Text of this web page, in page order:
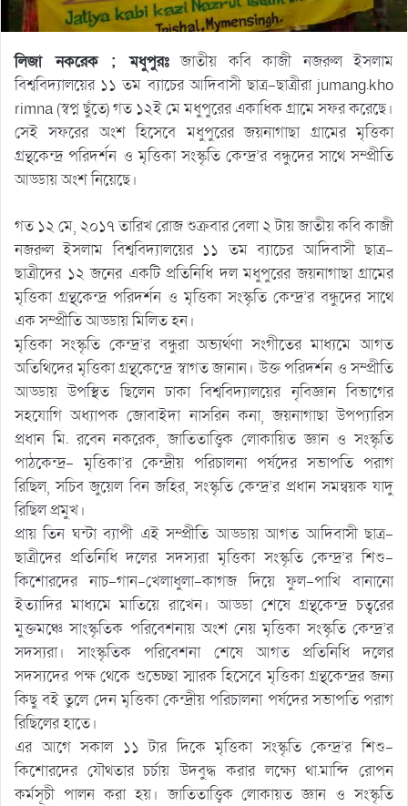
লিজা নকরেক ; মধুপুরঃজাতীয় কবি কাজী নজরুল ইসলাম
বিশ্ববিদ্যালয়ের ১১ তম ব্যাচের আদিবাসী ছাত্র-ছাত্রীরা jumang.kho
rimna (স্বপ্ন ছুঁতে) গত ১২ই মে মধুপুরের একাধিক গ্রামে সফর করেছে।
সেই সফরের অংশ হিসেবে মধুপুরের জয়নাগাছা গ্রামের মৃত্তিকা
গ্রন্থকেন্দ্র পরিদর্শন ও মৃত্তিকা সংস্কৃতি কেন্দ্র’র বন্ধুদের সাথে সম্প্রীতি
আড্ডায় অংশ নিয়েছে।
গত ১২ মে, ২০১৭ তারিখ রোজ শুক্রবার বেলা ২ টায় জাতীয় কবি কাজী
নজরুল ইসলাম বিশ্ববিদ্যালয়ের ১১ তম ব্যাচের আদিবাসী ছাত্র-
ছাত্রীদের ১২ জনের একটি প্রতিনিধি দল মধুপুরের জয়নাগাছা গ্রামের
মৃত্তিকা গ্রন্থকেন্দ্র পরিদর্শন ও মৃত্তিকা সংস্কৃতি কেন্দ্র’র বন্ধুদের সাথে
এক সম্প্রীতি আড্ডায় মিলিত হন।
মৃত্তিকা সংস্কৃতি কেন্দ্র’র বন্ধুরা অভ্যর্থণা সংগীতের মাধ্যমে আগত
অতিথিদের মৃত্তিকা গ্রন্থকেন্দ্রে স্বাগত জানান। উক্ত পরিদর্শন ও সম্প্রীতি
আড্ডায় উপস্থিত ছিলেন ঢাকা বিশ্ববিদ্যালয়ের নৃবিজ্ঞান বিভাগের
সহযোগি অধ্যাপক জোবাইদা নাসরিন কনা, জয়নাগাছা উপপ্যারিস
প্রধান মি. রবেন নকরেক, জাতিতাত্ত্বিক লোকায়িত জ্ঞান ও সংস্কৃতি
পাঠকেন্দ্র- মৃত্তিকা’র কেন্দ্রীয় পরিচালনা পর্ষদের সভাপতি পরাগ
রিছিল, সচিব জুয়েল বিন জহির, সংস্কৃতি কেন্দ্র’র প্রধান সমন্বয়ক যাদু
রিছিল প্রমুখ।
প্রায় তিন ঘন্টা ব্যাপী এই সম্প্রীতি আড্ডায় আগত আদিবাসী ছাত্র-
ছাত্রীদের প্রতিনিধি দলের সদস্যরা মৃত্তিকা সংস্কৃতি কেন্দ্র’র শিশু-
কিশোরদের নাচ-গান-খেলাধুলা-কাগজ দিয়ে ফুল-পাখি বানানো
ইত্যাদির মাধ্যমে মাতিয়ে রাখেন। আড্ডা শেষে গ্রন্থকেন্দ্র চত্বরের
মুক্তমঞ্চে সাংস্কৃতিক পরিবেশনায় অংশ নেয় মৃত্তিকা সংস্কৃতি কেন্দ্র’র
সদস্যরা। সাংস্কৃতিক পরিবেশনা শেষে আগত প্রতিনিধি দলের
সদস্যদের পক্ষ থেকে শুভেচ্ছা স্মারক হিসেবে মৃত্তিকা গ্রন্থকেন্দ্রর জন্য
কিছু বই তুলে দেন মৃত্তিকা কেন্দ্রীয় পরিচালনা পর্ষদের সভাপতি পরাগ
রিছিলের হাতে।
এর আগে সকাল ১১ টার দিকে মৃত্তিকা সংস্কৃতি কেন্দ্র’র শিশু-
কিশোরদের যৌথতার চর্চায় উদবুদ্ধ করার লক্ষ্যে থা.মান্দি রোপন
কর্মসূচী পালন করা হয়। জাতিতাত্ত্বিক লোকায়ত জ্ঞান ও সংস্কৃতি